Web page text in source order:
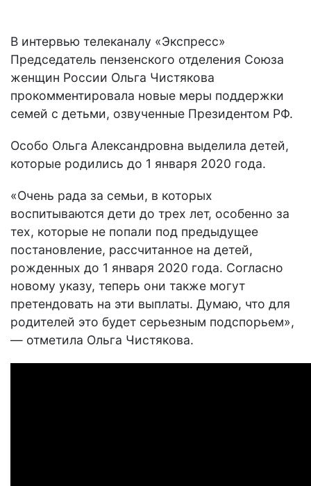
В интервью телеканалу «Экспресс»
Председатель пензенского отделения Союза
женщин России Ольга Чистякова
прокомментировала новые меры поддержки
семей с детьми, озвученные Президентом РФ.
Особо Ольга Александровна выделила детей,
которые родились до 1 января 2020 года.
«Очень рада за семьи, в которых
воспитываются дети до трех лет, особенно за
тех, которые не попали под предыдущее
постановление, рассчитанное на детей,
рожденных до 1 января 2020 года. Согласно
новому указу, теперь они также могут
претендовать на эти выплаты. Думаю, что для
родителей это будет серьезным подспорьем»,
— отметила Ольга Чистякова.